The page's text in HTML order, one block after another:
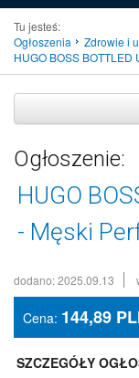
Tu jesteś:
Ogłoszenia
Zdrowie i
HUGO BOSS BOTTLED
Ogłoszenie:
HUGO
- Męski
dodano: 2025.09.13
Cena: 144,89
SZCZEGÓŁY